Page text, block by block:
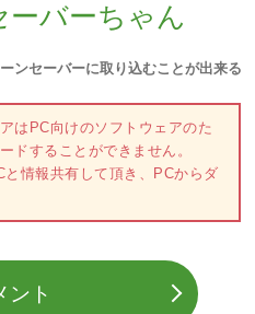
ーバーちゃん
ンセーバーに取り込むことが出来る
はPC向けのソフトウェアのた
ドすることができません。
情報共有して頂き、PCからダ
ント